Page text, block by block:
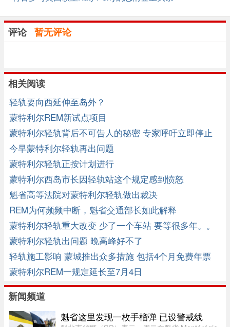
评论 暂无评论
相关阅读
轻轨要向西延伸至岛外？
蒙特利尔REM新试点项目
蒙特利尔轻轨背后不可告人的秘密 专家呼吁立即停止
今早蒙特利尔轻轨再出问题
蒙特利尔轻轨正按计划进行
蒙特利尔西岛市长因轻轨站这个规定感到愤怒
魁省高等法院对蒙特利尔轻轨做出裁决
REM为何频频中断，魁省交通部长如此解释
蒙特利尔轻轨重大改变 少了一个车站 要等很多年。。
蒙特利尔轻轨出问题 晚高峰好不了
轻轨施工影响 蒙城推出众多措施 包括4个月免费年票
蒙特利尔REM一规定延长至7月4日
新闻频道
魁省这里发现一枚手榴弹 已设警戒线